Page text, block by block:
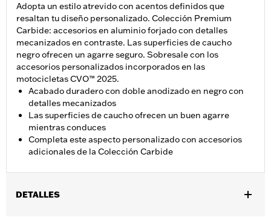
Adopta un estilo atrevido con acentos definidos que
resaltan tu diseño personalizado. Colección Premium
Carbide: accesorios en aluminio forjado con detalles
mecanizados en contraste. Las superficies de caucho
negro ofrecen un agarre seguro. Sobresale con los
accesorios personalizados incorporados en las
motocicletas CVO™ 2025.
Acabado duradero con doble anodizado en negro con
detalles mecanizados
Las superficies de caucho ofrecen un buen agarre
mientras conduces
Completa este aspecto personalizado con accesorios
adicionales de la Colección Carbide
DETALLES